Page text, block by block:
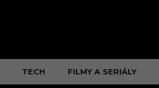
TECH FILMY A SERIÁLY